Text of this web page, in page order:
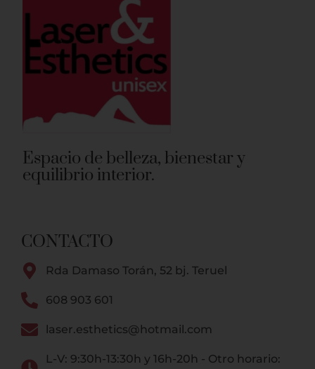
CONTACTO
Rda Damaso Torán, 52 bj. Teruel
608 903 601
laser.esthetics@hotmail.com
L-V: 9:30h-13:30h y 16h-20h - Otro horario:
Espacio de belleza, bienestar y
equilibrio interior.